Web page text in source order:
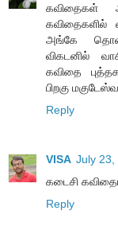
கவிதைகள்
அங்கே
விகடனில்
கவிதை
பிறகு
Reply
VISA July 23,
கடைசி
Reply